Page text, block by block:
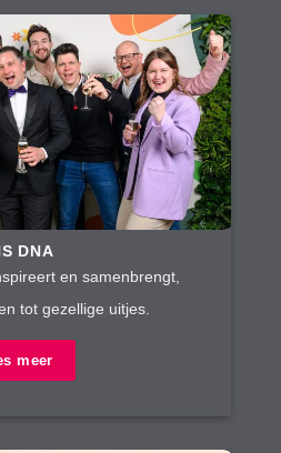
DNA
en samenbrengt,
tot gezellige uitjes.
meer